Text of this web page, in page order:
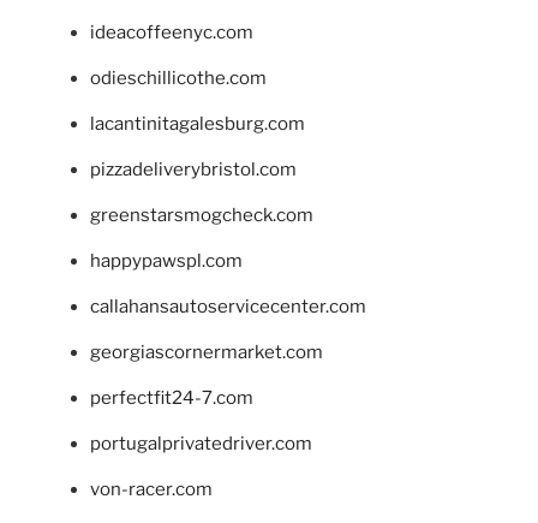
ideacoffeenyc.com
odieschillicothe.com
lacantinitagalesburg.com
pizzadeliverybristol.com
greenstarsmogcheck.com
happypawspl.com
callahansautoservicecenter.com
georgiascornermarket.com
perfectfit24-7.com
portugalprivatedriver.com
von-racer.com